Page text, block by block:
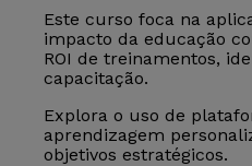
Este curso foca na
impacto da educação
ROI de treinamentos,
capacitação.
Explora o uso de
aprendizagem
objetivos estratégicos.